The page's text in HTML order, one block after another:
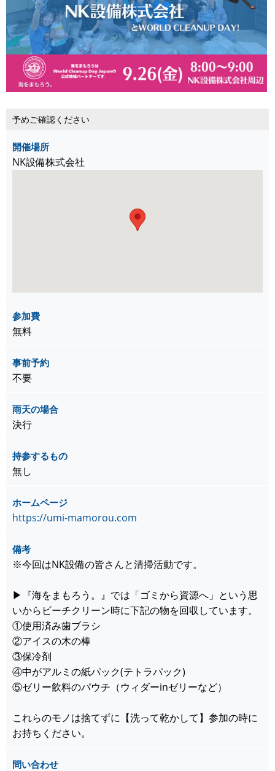
予めご確認ください
開催場所
NK設備株式会社
参加費
無料
事前予約
不要
雨天の場合
決行
持参するもの
無し
ホームページ
https://umi-mamorou.com
備考
※今回はNK設備の皆さんと清掃活動です。
▶︎『海をまもろう。』では「ゴミから資源へ」という思
いからビーチクリーン時に下記の物を回収しています。
①使用済み歯ブラシ
②アイスの木の棒
③保冷剤
④中がアルミの紙パック(テトラパック)
⑤ゼリー飲料のパウチ（ウィダーinゼリーなど）
これらのモノは捨てずに【洗って乾かして】参加の時に
お持ちください。
問い合わせ